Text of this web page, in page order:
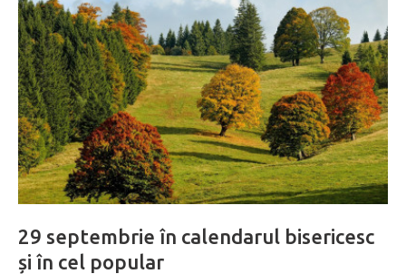
29 septembrie în calendarul bisericesc
și în cel popular